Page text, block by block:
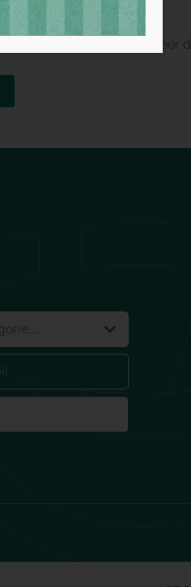
programme et vous créer